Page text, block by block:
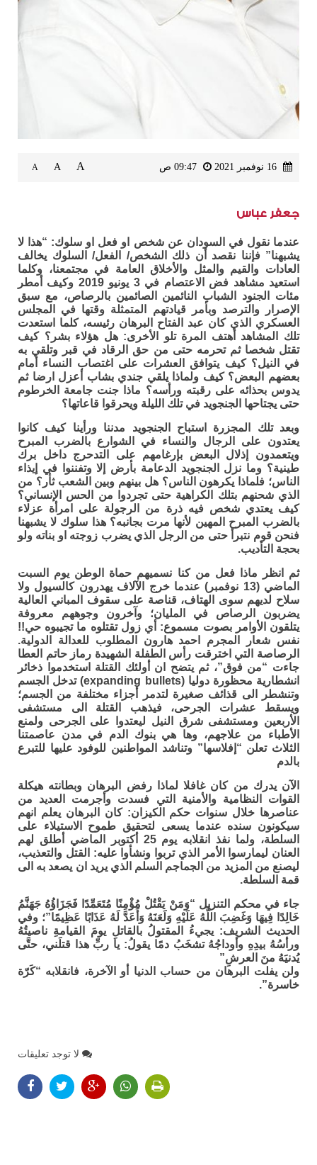
A
A
A
جعفر عباس
عندما نقول في السودان عن شخص او فعل او سلوك: “هذا لا
يشبهنا” فإننا نقصد أن ذلك الشخص/ الفعل/ السلوك يخالف
العادات والقيم والمثل والأخلاق العامة في مجتمعنا، وكلما
استعيد مشاهد فض الاعتصام في 3 يونيو 2019 وكيف أمطر
مئات الجنود الشباب النائمين الصائمين بالرصاص، مع سبق
الإصرار والترصد وبأمر قيادتهم المتمثلة وقتها في المجلس
العسكري الذي كان عبد الفتاح البرهان رئيسه، كلما استعدت
تلك المشاهد أهتف المرة تلو الأخرى: هل هؤلاء بشر؟ كيف
تقتل شخصا ثم تحرمه حتى من حق الرقاد في قبر وتلقي به
في النيل؟ كيف يتوافق العشرات على اغتصاب النساء أمام
بعضهم البعض؟ كيف ولماذا يلقي جندي بشاب أعزل ارضا ثم
يدوس بحذائه على رقبته ورأسه؟ ماذا جنت جامعة الخرطوم
حتى يجتاحها الجنجويد في تلك الليلة ويحرقوا قاعاتها؟
وبعد تلك المجزرة استباح الجنجويد مدننا ورأينا كيف كانوا
يعتدون على الرجال والنساء في الشوارع بالضرب المبرح
ويتعمدون إذلال البعض بإرغامهم على التدحرج داخل برك
طينية؟ وما نزل الجنجويد الدعامة بأرض إلا وتفننوا في إيذاء
الناس؛ فلماذا يكرهون الناس؟ هل بينهم وبين الشعب ثأر؟ من
الذي شحنهم بتلك الكراهية حتى تجردوا من الحس الإنساني؟
كيف يعتدي شخص فيه ذرة من الرجولة على امرأة عزلاء
بالضرب المبرح المهين لأنها مرت بجانبه؟ هذا سلوك لا يشبهنا
فنحن قوم نتبرأ حتى من الرجل الذي يضرب زوجته او بناته ولو
بحجة التأديب.
ثم انظر ماذا فعل من كنا نسميهم حماة الوطن يوم السبت
الماضي (13 نوفمبر) عندما خرج الآلاف يهدرون كالسيول ولا
سلاح لديهم سوى الهتاف، قناصة على سقوف المباني العالية
يضربون الرصاص في المليان؛ وآخرون وجوههم معروفة
يتلقون الأوامر بصوت مسموع: أي زول تقتلوه ما تجيبوه حي!!
نفس شعار المجرم احمد هارون المطلوب للعدالة الدولية.
الرصاصة التي اخترقت رأس الطفلة الشهيدة رماز حاتم العطا
جاءت “من فوق”، ثم يتضح ان أولئك القتلة استخدموا ذخائر
انشطارية محظورة دوليا (expanding bullets) تدخل الجسم
وتنشطر الى قذائف صغيرة لتدمر أجزاء مختلفة من الجسم؛
ويسقط عشرات الجرحى، فيذهب القتلة الى مستشفى
الأربعين ومستشفى شرق النيل ليعتدوا على الجرحى ولمنع
الأطباء من علاجهم، وها هي بنوك الدم في مدن عاصمتنا
الثلاث تعلن “إفلاسها” وتناشد المواطنين للوفود عليها للتبرع
بالدم
الآن يدرك من كان غافلا لماذا رفض البرهان وبطانته هيكلة
القوات النظامية والأمنية التي فسدت وأجرمت العديد من
عناصرها خلال سنوات حكم الكيزان: كان البرهان يعلم انهم
سيكونون سنده عندما يسعى لتحقيق طموح الاستيلاء على
السلطة، ولما نفذ انقلابه يوم 25 أكتوبر الماضي أطلق لهم
العنان ليمارسوا الأمر الذي تربوا ونشأوا عليه: القتل والتعذيب،
ليصنع من المزيد من الجماجم السلم الذي يريد ان يصعد به الى
قمة السلطة.
جاء في محكم التنزيل “وَمَنْ يَقْتُلْ مُؤْمِنًا مُتَعَمِّدًا فَجَزَاؤُهُ جَهَنَّمُ
خَالِدًا فِيهَا وَغَضِبَ اللَّهُ عَلَيْهِ وَلَعَنَهُ وَأَعَدَّ لَهُ عَذَابًا عَظِيمًا”؛ وفي
الحديث الشريف: يجيءُ المقتولُ بالقاتلِ يومَ القيامةِ ناصيتُهُ
ورأسُهُ بيدِهِ وأوداجُهُ تشخَبُ دمًا يقولُ: يا ربِّ هذا قتلَني، حتَّى
يُدنيَهُ منَ العرشِ”
ولن يفلت البرهان من حساب الدنيا أو الآخرة، فانقلابه “كَرّة
خاسرة”.
لا توجد تعليقات